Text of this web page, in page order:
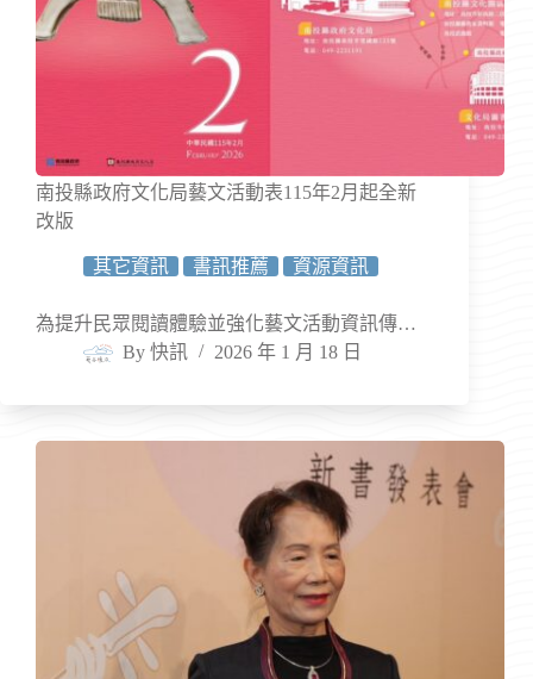
南投縣政府文化局藝文活動表115年2月起全新
改版
其它資訊 書訊推薦 資源資訊
為提升民眾閱讀體驗並強化藝文活動資訊傳…
By 快訊 2026 年 1 月 18 日